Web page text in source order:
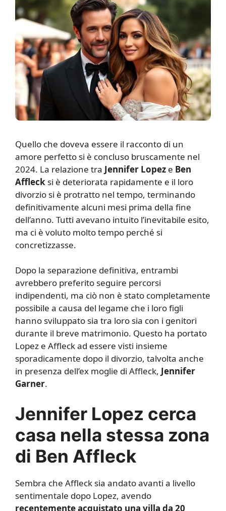
Quello che doveva essere il racconto di un
amore perfetto si è concluso bruscamente nel
2024. La relazione tra Jennifer Lopez e Ben
Affleck si è deteriorata rapidamente e il loro
divorzio si è protratto nel tempo, terminando
definitivamente alcuni mesi prima della fine
dell’anno. Tutti avevano intuito l’inevitabile esito,
ma ci è voluto molto tempo perché si
concretizzasse.
Dopo la separazione definitiva, entrambi
avrebbero preferito seguire percorsi
indipendenti, ma ciò non è stato completamente
possibile a causa del legame che i loro figli
hanno sviluppato sia tra loro sia con i genitori
durante il breve matrimonio. Questo ha portato
Lopez e Affleck ad essere visti insieme
sporadicamente dopo il divorzio, talvolta anche
in presenza dell’ex moglie di Affleck, Jennifer
Garner.
Jennifer Lopez cerca
casa nella stessa zona
di Ben Affleck
Sembra che Affleck sia andato avanti a livello
sentimentale dopo Lopez, avendo
recentemente acquistato una villa da 20